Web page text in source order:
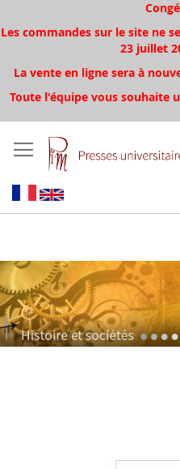
Les commandes sur le site ne
23 juillet
La vente en ligne sera à
Toute l'équipe vous souhaite